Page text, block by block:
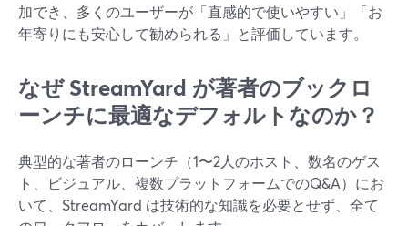
加でき、多くのユーザーが「直感的で使いやすい」「お
年寄りにも安心して勧められる」と評価しています。
なぜ StreamYard が著者のブックロ
ーンチに最適なデフォルトなのか？
典型的な著者のローンチ（1〜2人のホスト、数名のゲス
ト、ビジュアル、複数プラットフォームでのQ&A）にお
いて、StreamYard は技術的な知識を必要とせず、全て